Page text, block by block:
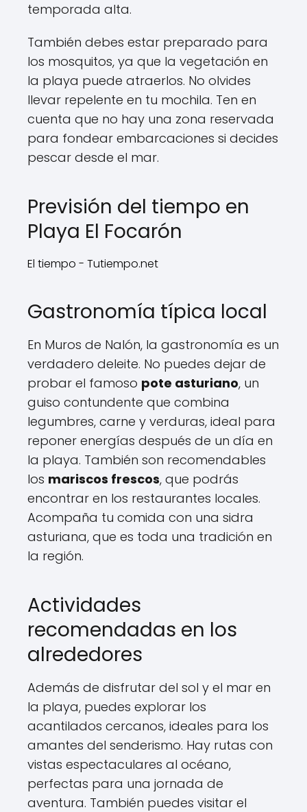
temporada alta.
También debes estar preparado para
los mosquitos, ya que la vegetación en
la playa puede atraerlos. No olvides
llevar repelente en tu mochila. Ten en
cuenta que no hay una zona reservada
para fondear embarcaciones si decides
pescar desde el mar.
Previsión del tiempo en
Playa El Focarón
El tiempo - Tutiempo.net
Gastronomía típica local
En Muros de Nalón, la gastronomía es un
verdadero deleite. No puedes dejar de
probar el famoso pote asturiano, un
guiso contundente que combina
legumbres, carne y verduras, ideal para
reponer energías después de un día en
la playa. También son recomendables
los mariscos frescos, que podrás
encontrar en los restaurantes locales.
Acompaña tu comida con una sidra
asturiana, que es toda una tradición en
la región.
Actividades
recomendadas en los
alrededores
Además de disfrutar del sol y el mar en
la playa, puedes explorar los
acantilados cercanos, ideales para los
amantes del senderismo. Hay rutas con
vistas espectaculares al océano,
perfectas para una jornada de
aventura. También puedes visitar el